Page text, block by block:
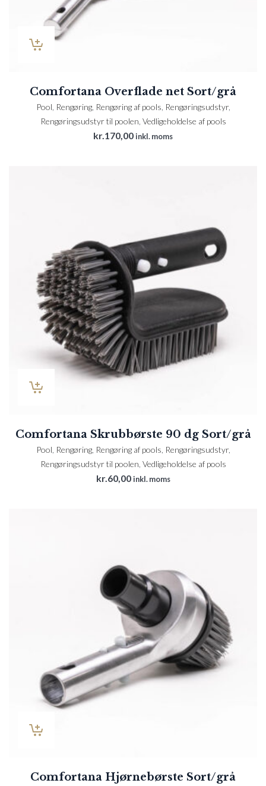
Comfortana Overflade net Sort/grå
Pool Rengøring, Rengøring af pools Rengøringsudstyr,
Rengøringsudstyr til poolen Vedligeholdelse af pools
kr.170,00inkl. moms
Comfortana Skrubbørste 90 dg Sort/grå
Pool Rengøring, Rengøring af pools Rengøringsudstyr,
Rengøringsudstyr til poolen Vedligeholdelse af pools
kr.60,00 inkl. moms
Comfortana Hjørnebørste Sort/grå